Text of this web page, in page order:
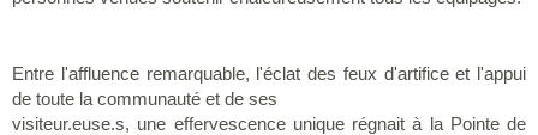
Entre l'affluence remarquable, l'éclat des feux d'artifice et l'appui
de toute la communauté et de ses
visiteur.euse.s, une effervescence unique régnait à la Pointe de